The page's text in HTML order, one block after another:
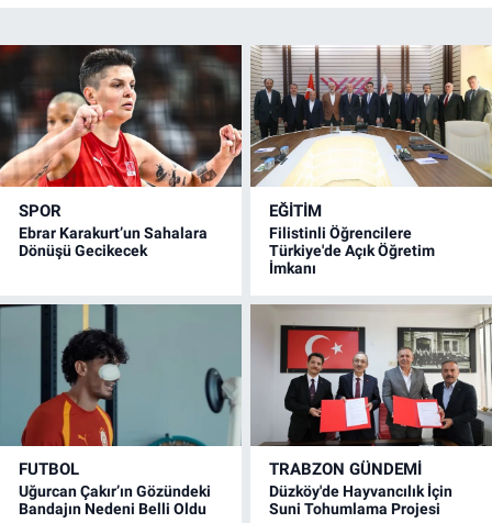
SPOR
Ebrar Karakurt’un Sahalara
Dönüşü Gecikecek
EĞİTİM
Filistinli Öğrencilere
Türkiye'de Açık Öğretim
İmkanı
FUTBOL
Uğurcan Çakır’ın Gözündeki
Bandajın Nedeni Belli Oldu
TRABZON GÜNDEMİ
Düzköy'de Hayvancılık İçin
Suni Tohumlama Projesi